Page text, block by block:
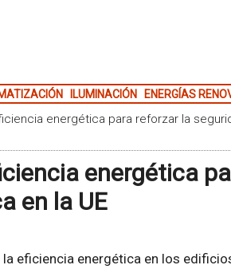
ILUMINACIÓN ENERGÍAS
energética para reforzar la
energética
en la UE
eficiencia energética en los